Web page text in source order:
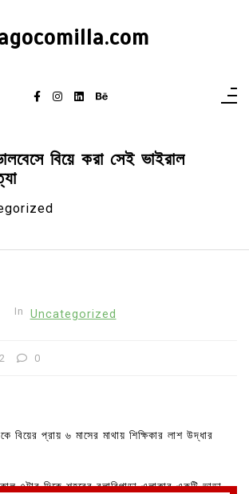
বিয়ে করা সেই ভাইরাল
In Uncategorized
0
বিয়ের প্রায় ৬ মাসের মাথায় শিক্ষিকার লাশ উদ্ধার
৭টার দিকে শহরের বলারিপাড়া এলাকার একটি ভাড়া